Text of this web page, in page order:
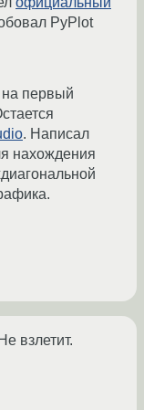
PyPlot
первый
. Написал
нахождения
взлетит.